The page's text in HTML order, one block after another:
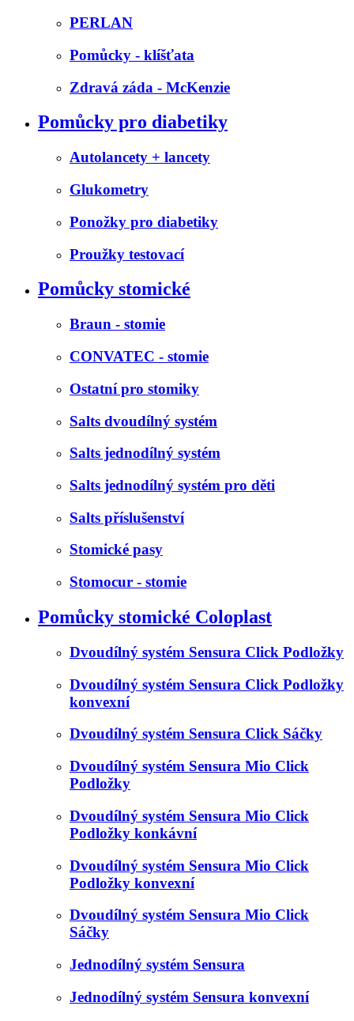
PERLAN
Pomůcky - klíšťata
Zdravá záda - McKenzie
Pomůcky pro diabetiky
Autolancety + lancety
Glukometry
Ponožky pro diabetiky
Proužky testovací
Pomůcky stomické
Braun - stomie
CONVATEC - stomie
Ostatní pro stomiky
Salts dvoudílný systém
Salts jednodílný systém
Salts jednodílný systém pro děti
Salts příslušenství
Stomické pasy
Stomocur - stomie
Pomůcky stomické Coloplast
Dvoudílný systém Sensura Click Podložky
Dvoudílný systém Sensura Click Podložky
konvexní
Dvoudílný systém Sensura Click Sáčky
Dvoudílný systém Sensura Mio Click
Podložky
Dvoudílný systém Sensura Mio Click
Podložky konkávní
Dvoudílný systém Sensura Mio Click
Podložky konvexní
Dvoudílný systém Sensura Mio Click
Sáčky
Jednodílný systém Sensura
Jednodílný systém Sensura konvexní